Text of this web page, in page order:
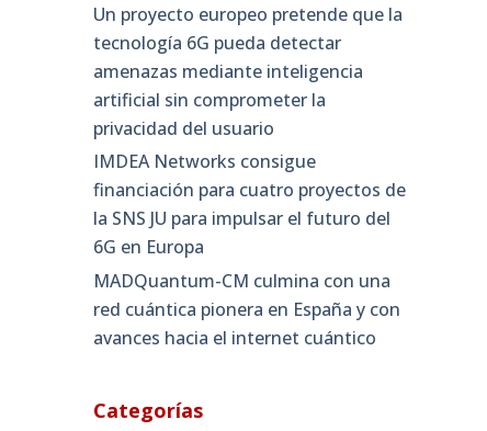
Un proyecto europeo pretende que la
tecnología 6G pueda detectar
amenazas mediante inteligencia
artificial sin comprometer la
privacidad del usuario
IMDEA Networks consigue
financiación para cuatro proyectos de
la SNS JU para impulsar el futuro del
6G en Europa
MADQuantum-CM culmina con una
red cuántica pionera en España y con
avances hacia el internet cuántico
Categorías